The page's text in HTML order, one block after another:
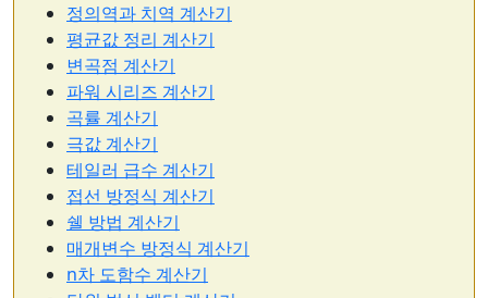
정의역과 치역 계산기
평균값 정리 계산기
변곡점 계산기
파워 시리즈 계산기
곡률 계산기
극값 계산기
테일러 급수 계산기
접선 방정식 계산기
쉘 방법 계산기
매개변수 방정식 계산기
n차 도함수 계산기